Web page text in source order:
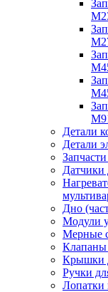
Детали
Детали
Датчики
Дно
Модули
Мерные
Клапаны
Крышки
Ручки
Лопатки